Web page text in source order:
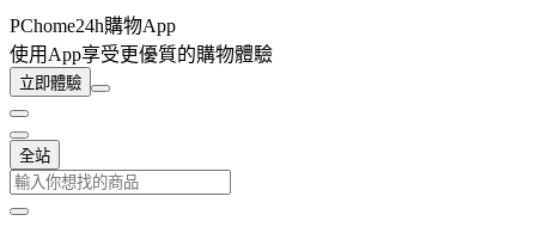
PChome24h購物App
使用App享受更優質的購物體驗
立即體驗
全站